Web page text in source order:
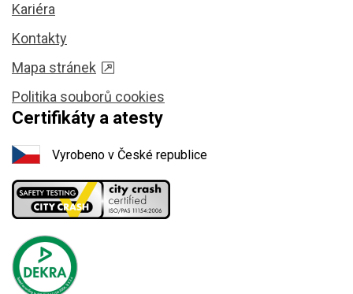
Kariéra
Kontakty
Mapa stránek
Politika souborů cookies
Certifikáty a atesty
Vyrobeno v České republice